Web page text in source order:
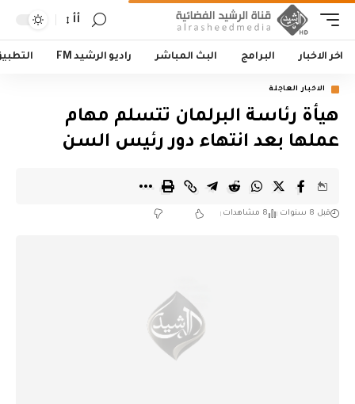
أأ
اخر الاخبار البرامج البث المباشر راديو الرشيد FM
الاخبار العاجلة
هيأة رئاسة البرلمان تتسلم مهام
عملها بعد انتهاء دور رئيس السن
قبل 8 سنوات 8 مشاهدات